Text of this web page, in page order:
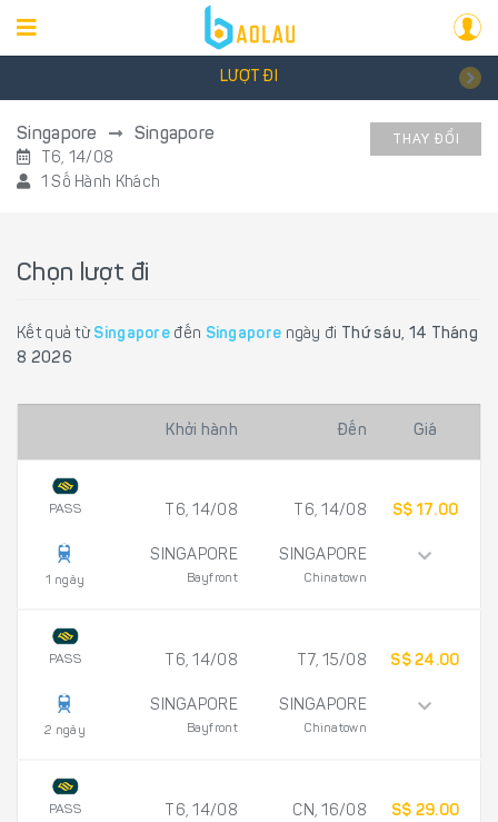
LƯỢT ĐI
Singapore Singapore
T6, 14/08
1 Số Hành Khách
THAY ĐỔI
Chọn lượt đi
Kết quả từ Singapore đến Singapore ngày đi Thứ sáu, 14 Tháng
8 2026
Khởi hành Đến Giá
PASS
1 ngày
T6, 14/08
SINGAPORE
Bayfront
T6, 14/08
SINGAPORE
Chinatown
S$ 17.00
PASS
2 ngày
T6, 14/08
SINGAPORE
Bayfront
T7, 15/08
SINGAPORE
Chinatown
S$ 24.00
PASS T6, 14/08 CN, 16/08 S$ 29.00